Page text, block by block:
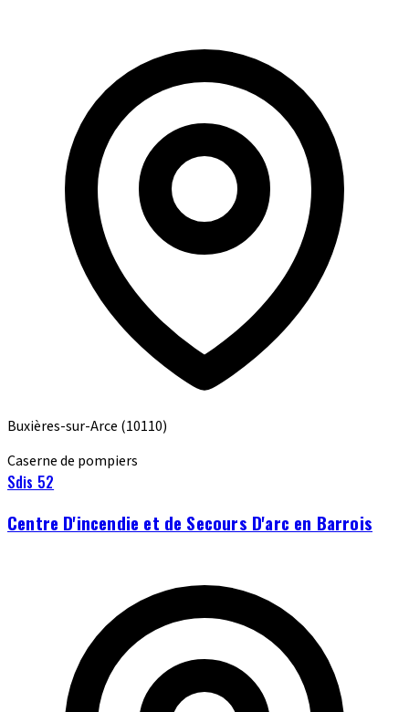
Buxières-sur-Arce (10110)
Caserne de pompiers
Sdis 52
Centre D'incendie et de Secours D'arc en Barrois